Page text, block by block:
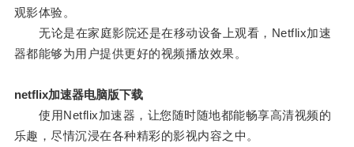
观影体验。
无论是在家庭影院还是在移动设备上观看，Netflix加速
器都能够为用户提供更好的视频播放效果。
netflix加速器电脑版下载
使用Netflix加速器，让您随时随地都能畅享高清视频的
乐趣，尽情沉浸在各种精彩的影视内容之中。